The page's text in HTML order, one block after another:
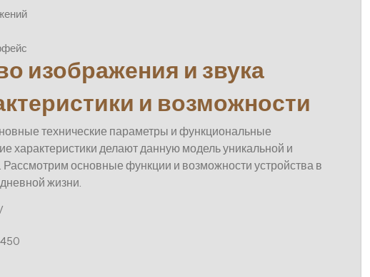
изображения и звука
и возможности
технические параметры и функциональные
характеристики делают данную модель уникальной и
Рассмотрим основные функции и возможности устройства в
жизни.